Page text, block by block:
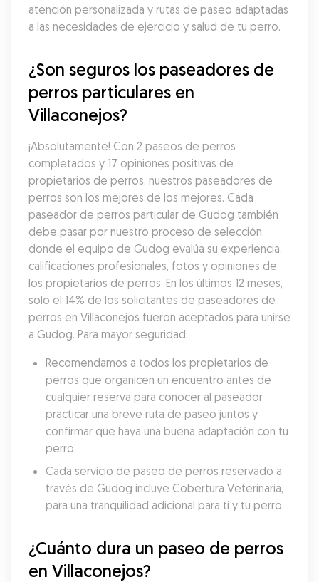
atención personalizada y rutas de paseo adaptadas
a las necesidades de ejercicio y salud de tu perro.
¿Son seguros los paseadores de
perros particulares en
Villaconejos?
¡Absolutamente! Con 2 paseos de perros
completados y 17 opiniones positivas de
propietarios de perros, nuestros paseadores de
perros son los mejores de los mejores. Cada
paseador de perros particular de Gudog también
debe pasar por nuestro proceso de selección,
donde el equipo de Gudog evalúa su experiencia,
calificaciones profesionales, fotos y opiniones de
los propietarios de perros. En los últimos 12 meses,
solo el 14% de los solicitantes de paseadores de
perros en Villaconejos fueron aceptados para unirse
a Gudog. Para mayor seguridad:
Recomendamos a todos los propietarios de
perros que organicen un encuentro antes de
cualquier reserva para conocer al paseador,
practicar una breve ruta de paseo juntos y
confirmar que haya una buena adaptación con tu
perro.
Cada servicio de paseo de perros reservado a
través de Gudog incluye Cobertura Veterinaria,
para una tranquilidad adicional para ti y tu perro.
¿Cuánto dura un paseo de perros
en Villaconejos?